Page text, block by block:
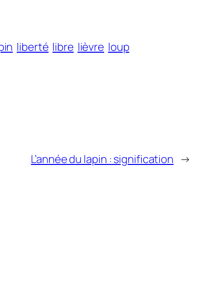
liberté libre lièvre loup
L’année du lapin : signification →